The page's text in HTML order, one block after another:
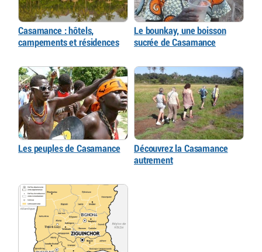
Casamance : hôtels,
campements et résidences
Le bounkay, une boisson
sucrée de Casamance
Les peuples de Casamance
Découvrez la Casamance
autrement